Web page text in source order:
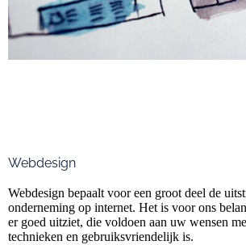
Webdesign
Webdesign bepaalt voor een groot deel de
onderneming op internet. Het is voor ons
er goed uitziet, die voldoen aan uw wensen
technieken en gebruiksvriendelijk is.